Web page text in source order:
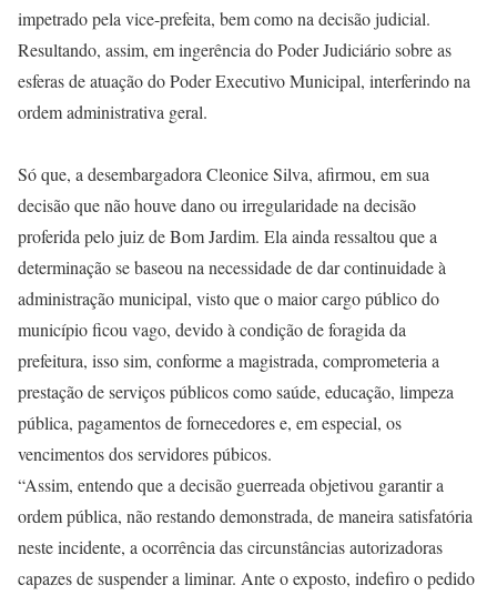
impetrado pela vice-prefeita, bem como na decisão judicial.
Resultando, assim, em ingerência do Poder Judiciário sobre as
esferas de atuação do Poder Executivo Municipal, interferindo na
ordem administrativa geral.
Só que, a desembargadora Cleonice Silva, afirmou, em sua
decisão que não houve dano ou irregularidade na decisão
proferida pelo juiz de Bom Jardim. Ela ainda ressaltou que a
determinação se baseou na necessidade de dar continuidade à
administração municipal, visto que o maior cargo público do
município ficou vago, devido à condição de foragida da
prefeitura, isso sim, conforme a magistrada, comprometeria a
prestação de serviços públicos como saúde, educação, limpeza
pública, pagamentos de fornecedores e, em especial, os
vencimentos dos servidores púbicos.
“Assim, entendo que a decisão guerreada objetivou garantir a
ordem pública, não restando demonstrada, de maneira satisfatória
neste incidente, a ocorrência das circunstâncias autorizadoras
capazes de suspender a liminar. Ante o exposto, indefiro o pedido